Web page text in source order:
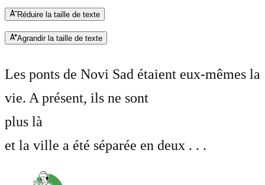
Réduire la taille de texte
Agrandir la taille de texte
Les ponts de Novi Sad étaient eux-mêmes la
vie. A présent, ils ne sont
plus là
et la ville a été séparée en deux . . .